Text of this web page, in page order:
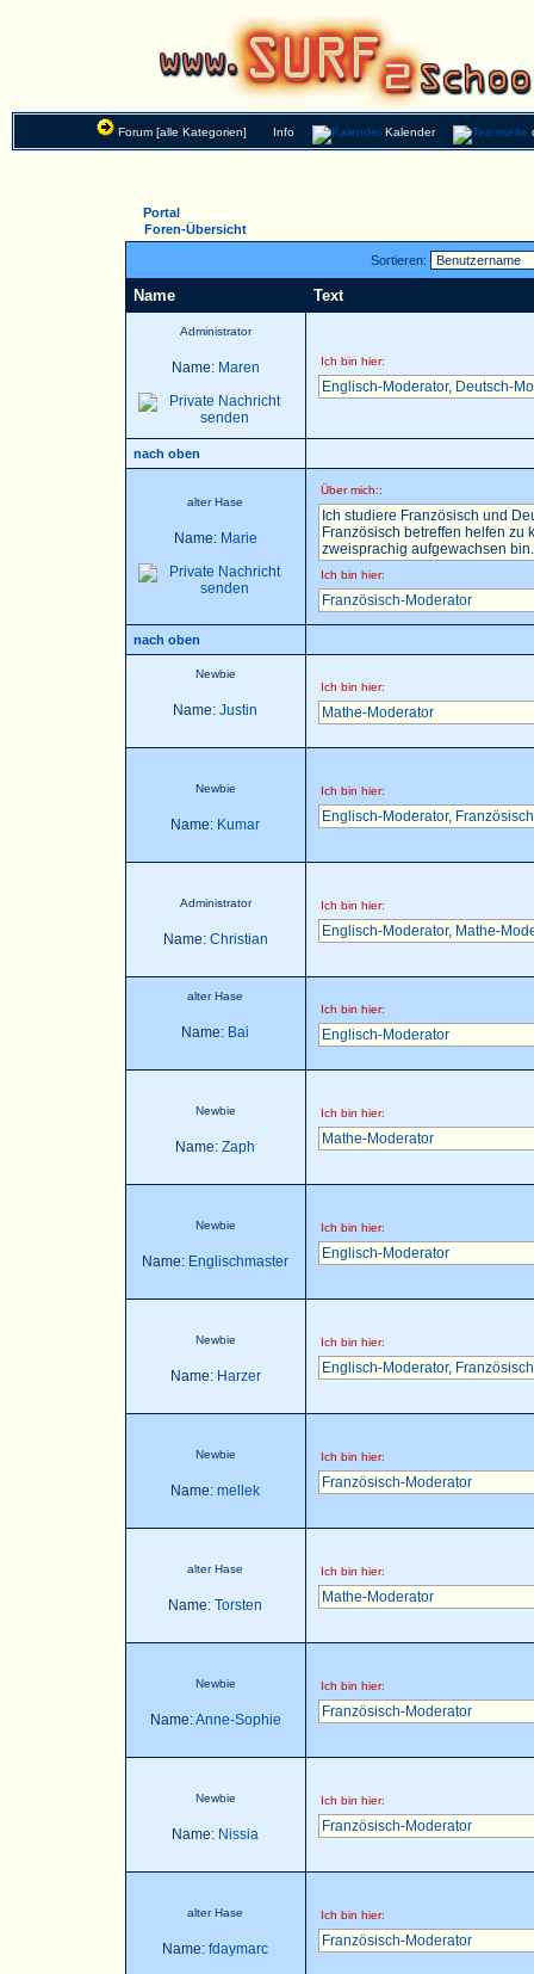
Forum [alle Kategorien] Info Kalender
Portal
Foren-Übersicht
Sortieren:
Name Text
Administrator
Name: Maren Ich bin hier:
Englisch-Moderator, Deutsch-
nach oben
alter Hase
Name: Marie
Über mich::
Ich studiere Französisch und
Französisch betreffen helfen zu
zweisprachig aufgewachsen
Ich bin hier:
Französisch-Moderator
nach oben
Newbie
Name: Justin
Ich bin hier:
Mathe-Moderator
Newbie
Name: Kumar
Ich bin hier:
Englisch-Moderator,
Administrator
Name: Christian
Ich bin hier:
Englisch-Moderator, Mathe-
alter Hase
Name: Bai
Ich bin hier:
Englisch-Moderator
Newbie
Name: Zaph
Ich bin hier:
Mathe-Moderator
Newbie
Name: Englischmaster
Ich bin hier:
Englisch-Moderator
Newbie
Name: Harzer
Ich bin hier:
Englisch-Moderator,
Newbie
Name: mellek
Ich bin hier:
Französisch-Moderator
alter Hase
Name: Torsten
Ich bin hier:
Mathe-Moderator
Newbie
Name:Anne-Sophie
Ich bin hier:
Französisch-Moderator
Newbie
Name: Nissia
Ich bin hier:
Französisch-Moderator
alter Hase
Name: fdaymarc
Ich bin hier:
Französisch-Moderator